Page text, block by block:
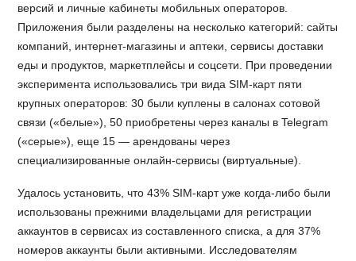
версий и личные кабинеты мобильных операторов.
Приложения были разделены на несколько категорий: сайты
компаний, интернет-магазины и аптеки, сервисы доставки
еды и продуктов, маркетплейсы и соцсети. При проведении
эксперимента использовались три вида SIM-карт пяти
крупных операторов: 30 были куплены в салонах сотовой
связи («белые»), 50 приобретены через каналы в Telegram
(«серые»), еще 15 — арендованы через
специализированные онлайн-сервисы (виртуальные).
Удалось установить, что 43% SIM-карт уже когда-либо были
использованы прежними владельцами для регистрации
аккаунтов в сервисах из составленного списка, а для 37%
номеров аккаунты были активными. Исследователям